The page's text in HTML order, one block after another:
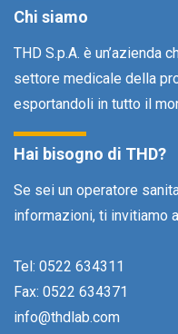
Chi siamo
THD S.p.A. è un’azienda
settore medicale della
esportandoli in tutto il
Hai bisogno di THD?
Se sei un operatore
informazioni, ti invitiamo
Tel: 0522 634311
Fax: 0522 634371
info@thdlab.com